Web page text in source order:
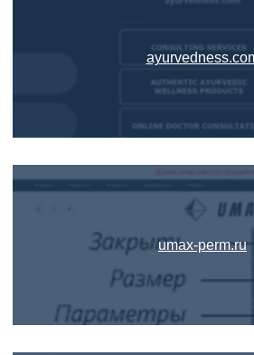
umax-perm.ru